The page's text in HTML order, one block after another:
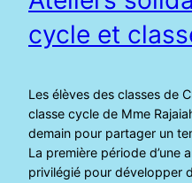
cycle et
Les élèves des classes de
classe cycle de Mme
demain pour partager un
La première période d’une
privilégié pour développer